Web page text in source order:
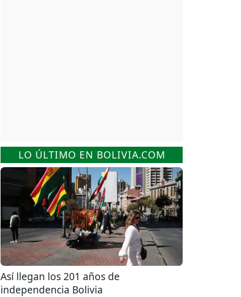
LO ÚLTIMO EN BOLIVIA.COM
Así llegan los 201 años de
independencia Bolivia